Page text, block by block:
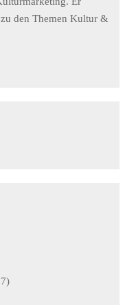
den Themen Kultur &